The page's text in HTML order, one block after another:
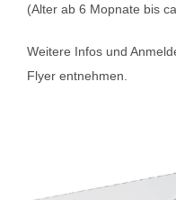
(Alter ab 6 Mopnate bis
Weitere Infos und
Flyer entnehmen.